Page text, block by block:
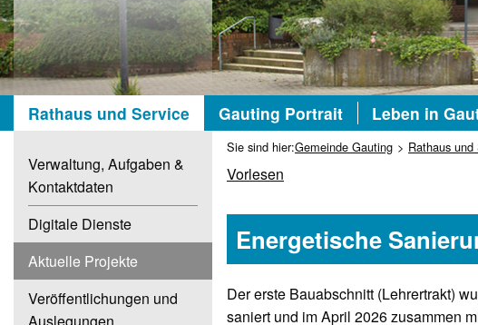
Rathaus und Service Gauting Portrait Leben in
Verwaltung, Aufgaben &
Kontaktdaten
Digitale Dienste
Aktuelle Projekte
Veröffentlichungen und
Sie sind hier:Gemeinde Gauting Rathaus und
Vorlesen
Energetische
Der erste Bauabschnitt (Lehrertrakt)
saniert und im April 2026 zusammen